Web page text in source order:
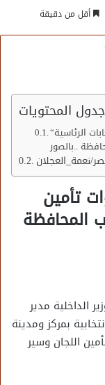
أقل من دقيقة
جدول المحتويات
“مدير أمن الأقصر” يتفقد قوات تأمين الإنتخابات الرئاسية
..بالصور
نعمة_العجلان
تأمين
المحافظة
الداخلية مدير
بمركز ومدينة
اللجان وسير